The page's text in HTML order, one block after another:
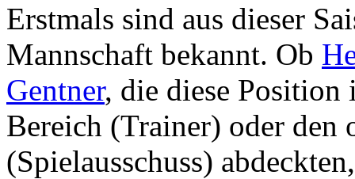
Erstmals sind aus dieser
Mannschaft bekannt. Ob
Gentner, die diese Position
Bereich (Trainer) oder den
(Spielausschuss)